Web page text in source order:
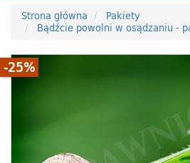
Strona główna
Pakiety
Bądźcie powolni w osądzaniu -
-25%